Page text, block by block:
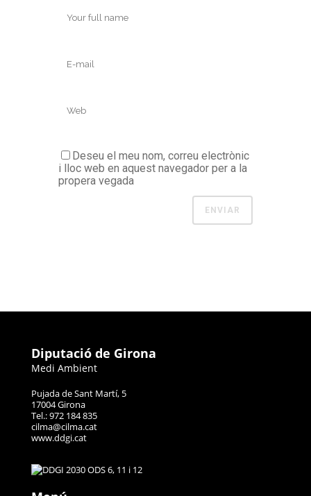
Deseu el meu nom, correu electrònic
i lloc web en aquest navegador per a la
propera vegada
Diputació de Girona
Medi Ambient
Pujada de Sant Martí, 5
17004 Girona
Tel.: 972 184 835
cilma@cilma.cat
www.ddgi.cat